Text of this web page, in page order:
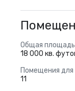
Общая
18 000 кв.
Помещения для
11